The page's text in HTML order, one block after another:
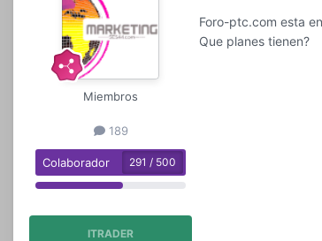
Miembros
189
Colaborador 291 / 500
ITRADER
Foro-ptc.com esta
Que planes tienen?